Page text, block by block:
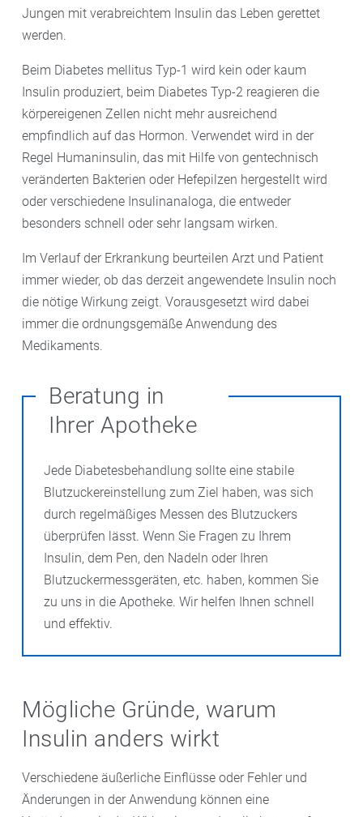
Jungen mit verabreichtem Insulin das Leben gerettet
werden.
Beim Diabetes mellitus Typ-1 wird kein oder kaum
Insulin produziert, beim Diabetes Typ-2 reagieren die
körpereigenen Zellen nicht mehr ausreichend
empfindlich auf das Hormon. Verwendet wird in der
Regel Humaninsulin, das mit Hilfe von gentechnisch
veränderten Bakterien oder Hefepilzen hergestellt wird
oder verschiedene Insulinanaloga, die entweder
besonders schnell oder sehr langsam wirken.
Im Verlauf der Erkrankung beurteilen Arzt und Patient
immer wieder, ob das derzeit angewendete Insulin noch
die nötige Wirkung zeigt. Vorausgesetzt wird dabei
immer die ordnungsgemäße Anwendung des
Medikaments.
Beratung in
Ihrer Apotheke
Jede Diabetesbehandlung sollte eine stabile
Blutzuckereinstellung zum Ziel haben, was sich
durch regelmäßiges Messen des Blutzuckers
überprüfen lässt. Wenn Sie Fragen zu Ihrem
Insulin, dem Pen, den Nadeln oder Ihren
Blutzuckermessgeräten, etc. haben, kommen Sie
zu uns in die Apotheke. Wir helfen Ihnen schnell
und effektiv.
Mögliche Gründe, warum
Insulin anders wirkt
Verschiedene äußerliche Einflüsse oder Fehler und
Änderungen in der Anwendung können eine